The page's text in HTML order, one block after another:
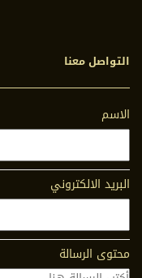
التواصل معنا
الاسم
البريد الالكتروني
محتوى الرسالة